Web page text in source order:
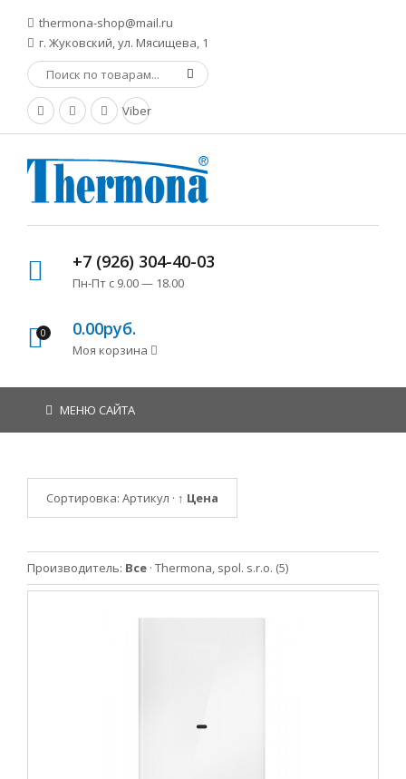
thermona-shop@mail.ru
г. Жуковский, ул. Мясищева, 1
Viber
+7 (926) 304-40-03
Пн-Пт с 9.00 — 18.00
0 0.00руб.
Моя корзина
МЕНЮ САЙТА
Сортировка: Артикул · ↑ Цена
Производитель: Все · Thermona, spol. s.r.o. (5)